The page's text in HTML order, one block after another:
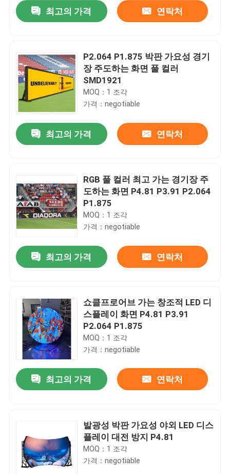
최고의 가격 연락처
P2.064 P1.875 박판 가요성 경기
장 주도하는 화면 풀 컬러
SMD1921
MOQ：1 조각
가격：negotiable
최고의 가격 연락처
RGB 풀 컬러 최고 가는 경기장 주
도하는 화면 P4.81 P3.91 P2.064
P1.875
MOQ：1 조각
가격：negotiable
최고의 가격 연락처
쇼클프로어브 가는 창조적 LED 디
스플레이 화면 P4.81 P3.91
P2.064 P1.875
MOQ：1 조각
가격：negotiable
최고의 가격 연락처
발광성 박판 가요성 야외 LED 디스
플레이 대전 방지 P4.81
MOQ：1 조각
가격：negotiable